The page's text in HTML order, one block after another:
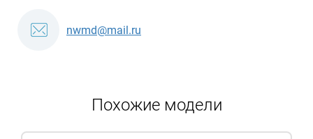
nwmd@mail.ru
Похожие модели